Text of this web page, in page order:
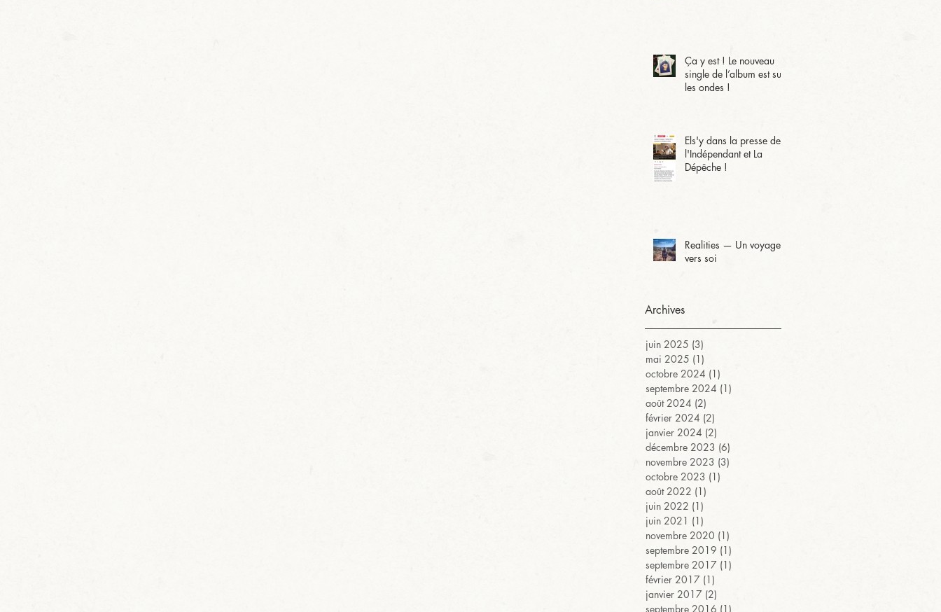
Ça y est ! Le nouveau
single de l’album est sur
les ondes !
Els'y dans la presse de
l'Indépendant et La
Dépêche !
Realities — Un voyage
vers soi
Archives
juin 2025 (3)
mai 2025 (1)
octobre 2024 (1)
septembre 2024 (1)
août 2024 (2)
février 2024 (2)
janvier 2024 (2)
décembre 2023 (6)
novembre 2023 (3)
octobre 2023 (1)
août 2022 (1)
juin 2022 (1)
juin 2021 (1)
novembre 2020 (1)
septembre 2019 (1)
septembre 2017 (1)
février 2017 (1)
janvier 2017 (2)
septembre 2016 (1)